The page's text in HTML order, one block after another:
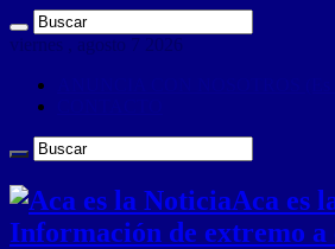
viernes , agosto 7 2026
Aca es
Información de extremo